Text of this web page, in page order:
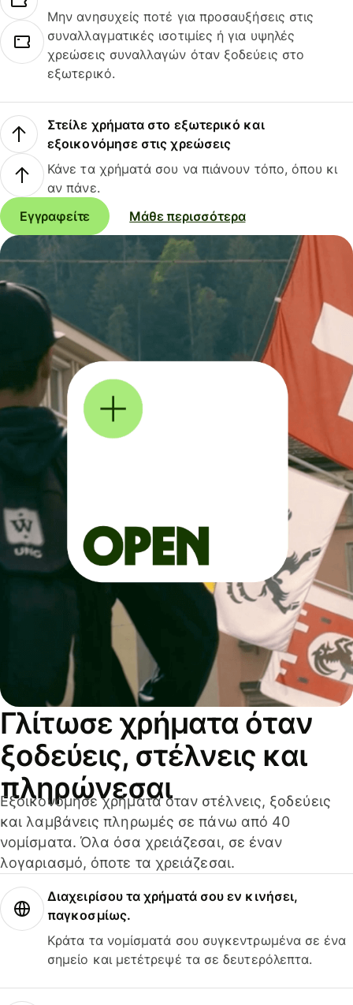
Μην ανησυχείς ποτέ για προσαυξήσεις στις
συναλλαγματικές ισοτιμίες ή για υψηλές
χρεώσεις συναλλαγών όταν ξοδεύεις στο
εξωτερικό.
Στείλε χρήματα στο εξωτερικό και
εξοικονόμησε στις χρεώσεις
Κάνε τα χρήματά σου να πιάνουν τόπο, όπου κι
αν πάνε.
Εγγραφείτε
Μάθε περισσότερα
Γλίτωσε χρήματα όταν
ξοδεύεις, στέλνεις και
πληρώνεσαι
Εξοικονόμησε χρήματα όταν στέλνεις, ξοδεύεις
και λαμβάνεις πληρωμές σε πάνω από 40
νομίσματα. Όλα όσα χρειάζεσαι, σε έναν
λογαριασμό, όποτε τα χρειάζεσαι.
Διαχειρίσου τα χρήματά σου εν κινήσει,
παγκοσμίως.
Κράτα τα νομίσματά σου συγκεντρωμένα σε ένα
σημείο και μετέτρεψέ τα σε δευτερόλεπτα.